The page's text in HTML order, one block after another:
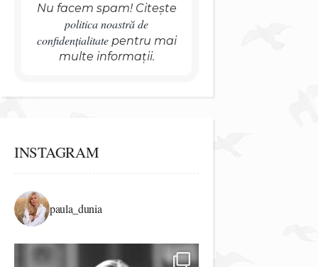
Nu facem spam! Citește
politica noastră de
confidențialitatepentru mai
multe informații.
INSTAGRAM
paula_dunia